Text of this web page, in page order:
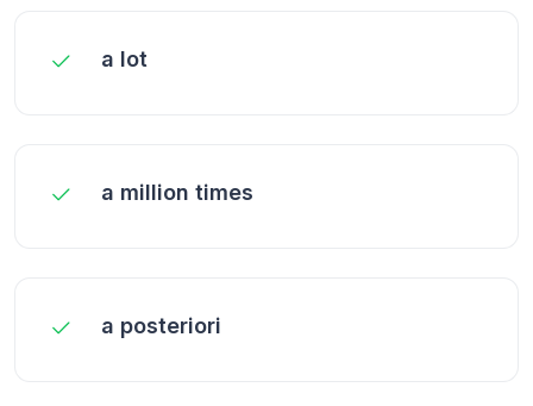
a lot
a million times
a posteriori